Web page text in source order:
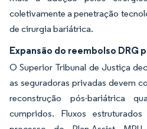
coletivamente a penetração
de cirurgia bariátrica.
Expansão do reembolso DRG
O Superior Tribunal de Justiça
as seguradoras privadas devem
reconstrução pós-bariátrica
cumpridos. Fluxos